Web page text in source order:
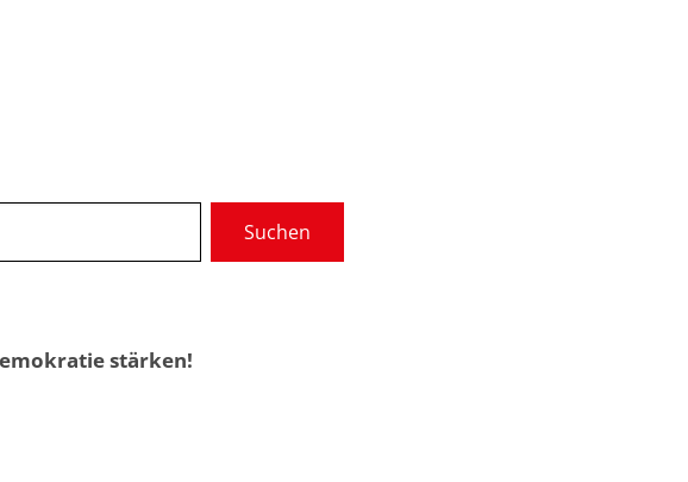
Kommunale Dienste
Suchen
stärken!